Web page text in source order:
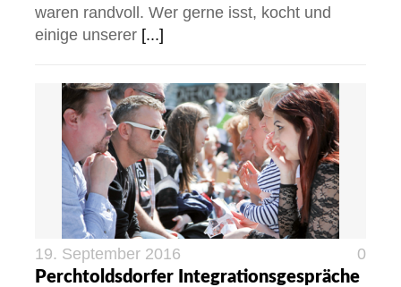
waren randvoll. Wer gerne isst, kocht und
einige unserer [...]
19. September 2016
0
Perchtoldsdorfer Integrationsgespräche